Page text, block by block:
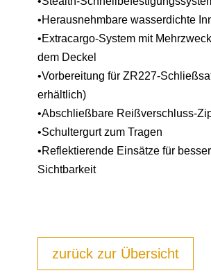
•Herausnehmbare wasserdichte
•Extracargo-System mit
dem Deckel
•Vorbereitung für ZR227-
erhältlich)
•Abschließbare Reißverschluss-
•Schultergurt zum Tragen
•Reflektierende Einsätze für
Sichtbarkeit
zurück zur Übersicht